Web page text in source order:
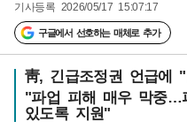
기사등록 2026/05/17 15:07:17
구글에서 선호하는 매체로 추가
靑, 긴급조정권 언급에
"파업 피해 매우 막중…
있도록 지원"